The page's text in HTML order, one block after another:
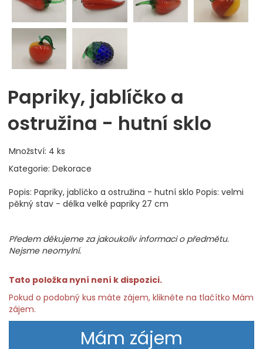
Papriky, jablíčko a
ostružina - hutní sklo
Množství: 4 ks
Kategorie: Dekorace
Popis: Papriky, jablíčko a ostružina - hutní sklo Popis: velmi
pěkný stav - délka velké papriky 27 cm
Předem děkujeme za jakoukoliv informaci o předmětu.
Nejsme neomylní.
Tato položka nyní není k dispozici.
Pokud o podobný kus máte zájem, klikněte na tlačítko Mám
zájem.
Mám zájem